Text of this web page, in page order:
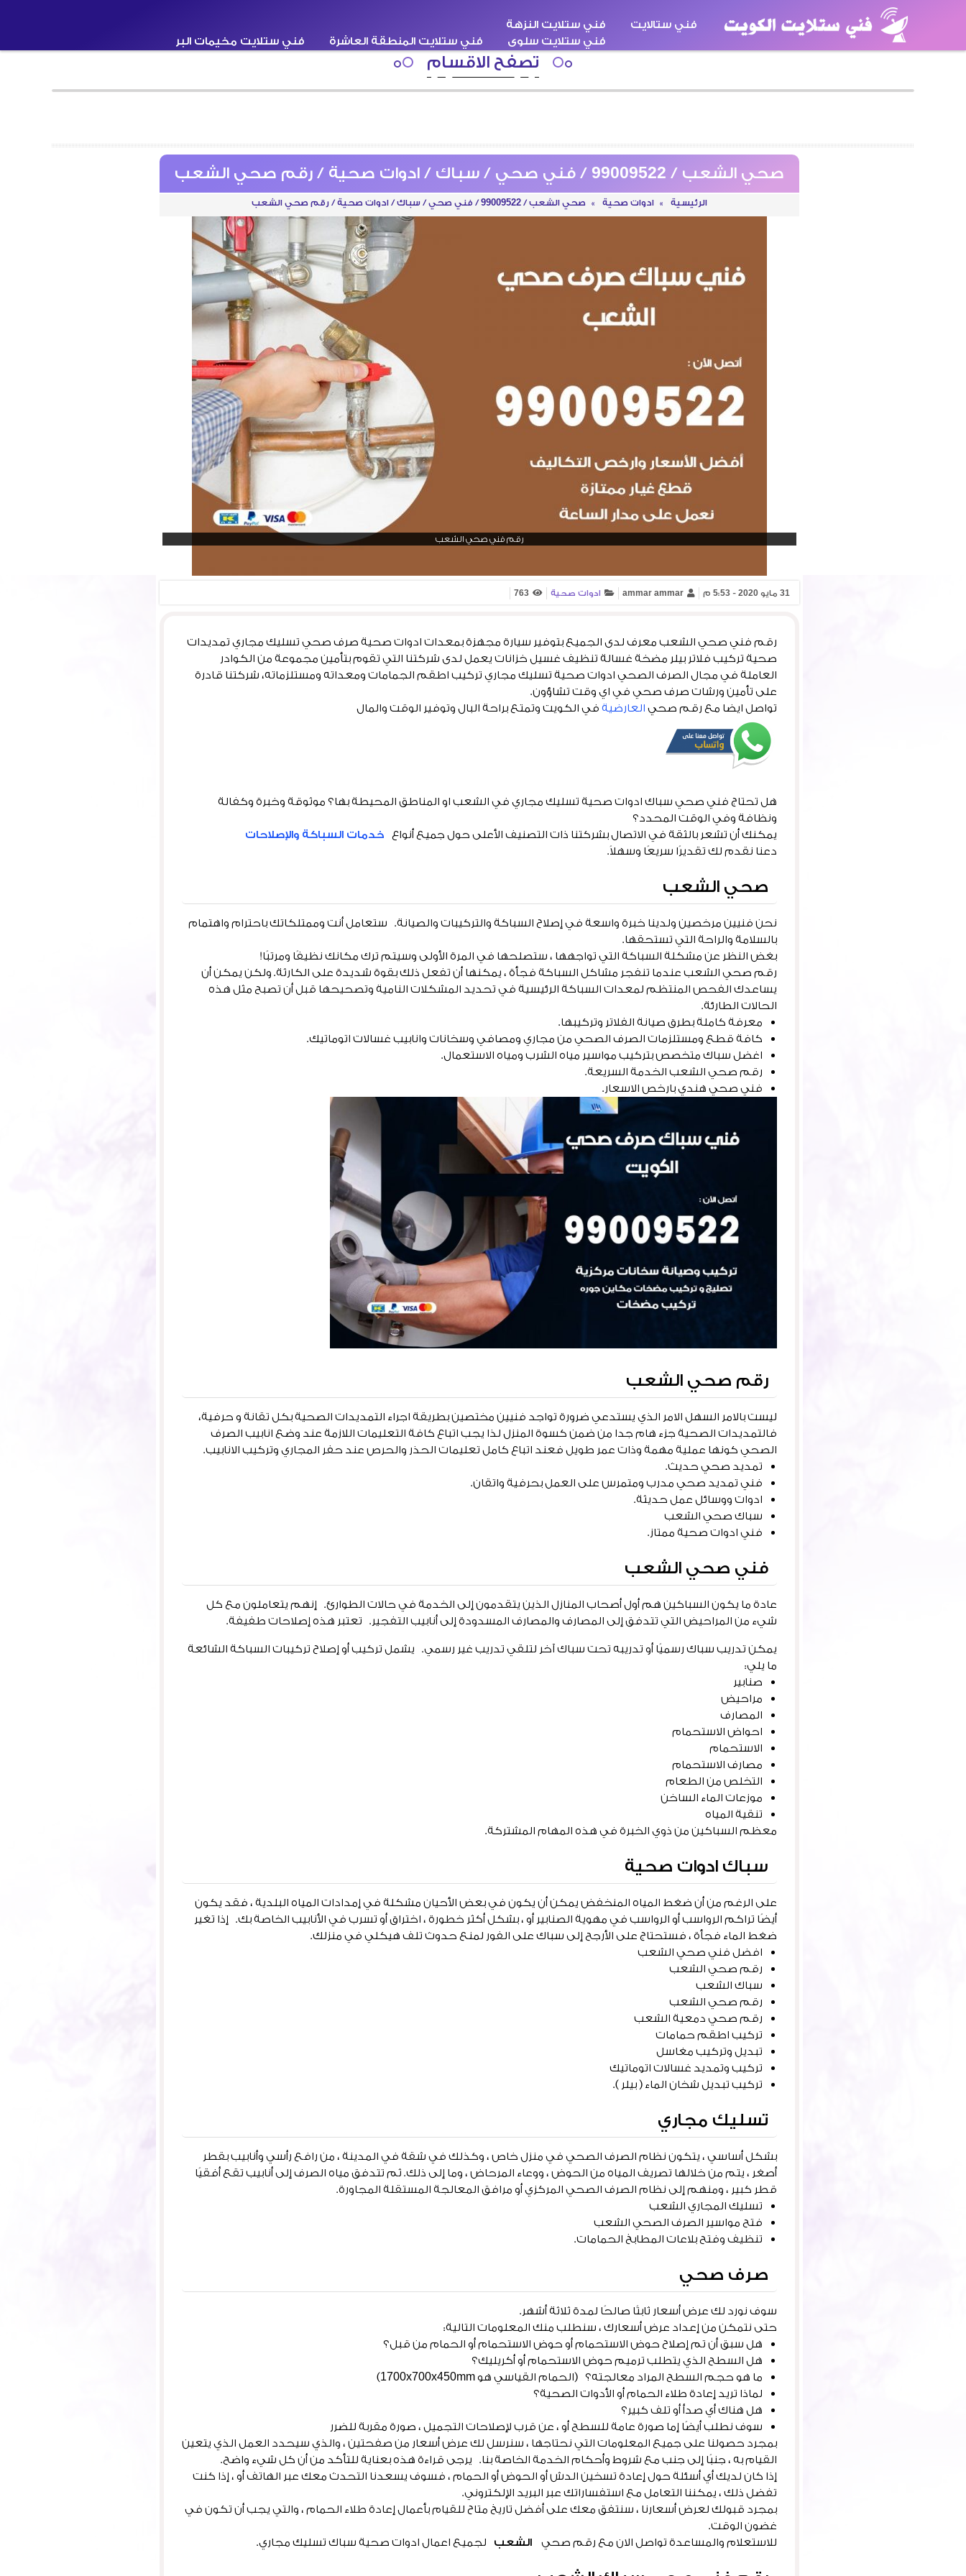
فني ستالايت
فني ستلايت النزهة
فني ستلايت سلوى
فني ستلايت المنطقة العاشرة
فني ستلايت مخيمات البر
سطحة كرين ونش فني ستلايت هندي
تصفح الاقسام
صحي الشعب / 99009522 / فني صحي / سباك / ادوات صحية / رقم صحي الشعب
الرئيسية » ادوات صحية » صحي الشعب / 99009522 / فني صحي / سباك / ادوات صحية / رقم صحي الشعب
رقم فني صحي الشعب
31 مايو 2020 - 5:53 م ammar ammar ادوات صحية
رقم فني صحي الشعب معرف لدى الجميع بتوفير سيارة مجهزة بمعدات ادوات صحية صرف صحي تسليك مجاري تمديدات
صحية تركيب فلاتر بيلر مضخة غسالة تنظيف غسيل خزانات يعمل لدى شركتنا التي تقوم بتأمين مجموعة من الكوادر
العاملة في مجال الصرف الصحي ادوات صحية تسليك مجاري تركيب اطقم الجمامات ومعداته ومستلزماته، شركتنا قادرة
على تأمين ورشات صرف صحي في اي وقت تشاؤون.
تواصل ايضا مع رقم صحيالعارضيةفي الكويت وتمتع براحة البال وتوفير الوقت والمال
هل تحتاج فني صحي سباك ادوات صحية تسليك مجاري في الشعب او المناطق المحيطة بها؟ موثوقة وخبرة وكفالة
ونظافة وفي الوقت المحدد؟
يمكنك أن تشعر بالثقة في الاتصال بشركتنا ذات التصنيف الأعلى حول جميع أنواع خدمات السباكة والإصلاحات
دعنا نقدم لك تقديرًا سريعًا وسهلاً.
صحي الشعب
نحن فنيين مرخصين ولدينا خبرة واسعة في إصلاح السباكة والتركيبات والصيانة. ستعامل أنت وممتلكاتك باحترام واهتمام
بالسلامة والراحة التي تستحقها.
بغض النظر عن مشكلة السباكة التي تواجهها ، ستصلحها في المرة الأولى وسيتم ترك مكانك نظيفًا ومرتبًا!
رقم صحي الشعب عندما تنفجر مشاكل السباكة فجأة ، يمكنها أن تفعل ذلك بقوة شديدة على الكارثة. ولكن يمكن أن
يساعدك الفحص المنتظم لمعدات السباكة الرئيسية في تحديد المشكلات النامية وتصحيحها قبل أن تصبح مثل هذه
الحالات الطارئة.
معرفة كاملة بطرق صيانة الفلاتر وتركيبها.
كافة قطع ومستلزمات الصرف الصحي من مجاري ومصافي وسخانات وانابيب غسالات اتوماتيك.
اغضل سباك متخصص بتركيب مواسير مياه الشرب ومياه الاستعمال.
رقم صحي الشعب الخدمة السريعة.
فني صحي هندي بارخص الاسعار.
رقم صحي الشعب
ليست بالامر السهل الامر الذي يستدعي ضرورة تواجد فنيين مختصين بطريقة اجراء التمديدات الصحية بكل تقانة و حرفية،
فالتمديدات الصحية جزء هام جدا من ضمن كسوة المنزل لذا يجب اتباع كافة التعليمات اللازمة عند وضع انابيب الصرف
الصحي كونها عملية مهمة وذات عمر طويل فعند اتباع كامل تعليمات الحذر والحرص عند حفر المجاري وتركيب الانابيب.
تمديد صحي حديث.
فني تمديد صحي مدرب ومتمرس على العمل بحرفية واتقان.
ادوات ووسائل عمل حديثة.
سباك صحي الشعب
فني ادوات صحية ممتاز.
فني صحي الشعب
عادة ما يكون السباكين هم أول أصحاب المنازل الذين يتقدمون إلى الخدمة في حالات الطوارئ. إنهم يتعاملون مع كل
شيء من المراحيض التي تتدفق إلى المصارف والمصارف المسدودة إلى أنابيب التفجير. تعتبر هذه إصلاحات طفيفة.
يمكن تدريب سباك رسميًا أو تدريبه تحت سباك آخر لتلقي تدريب غير رسمي. يشمل تركيب أو إصلاح تركيبات السباكة الشائعة
ما يلي:
صنابير
مراحيض
المصارف
احواض الاستحمام
الاستحمام
مصارف الاستحمام
التخلص من الطعام
موزعات الماء الساخن
تنقية المياه
معظم السباكين من ذوي الخبرة في هذه المهام المشتركة.
سباك ادوات صحية
على الرغم من أن ضغط المياه المنخفض يمكن أن يكون في بعض الأحيان مشكلة في إمدادات المياه البلدية ، فقد يكون
أيضًا تراكم الرواسب أو الرواسب في مهوية الصنابير أو ، بشكل أكثر خطورة ، اختراق أو تسرب في الأنابيب الخاصة بك. إذا تغير
ضغط الماء فجأة ، فستحتاج على الأرجح إلى سباك على الفور لمنع حدوث تلف هيكلي في منزلك.
افضل فني صحي الشعب
رقم صحي الشعب
سباك الشعب
رقم صحي الشعب
رقم صحي دمعية الشعب
تركيب اطقم حمامات
تبديل وتركيب مغاسل
تركيب وتمديد غسالات اتوماتيك
تركيب تبديل شخان الماء ( بيلر ).
تسليك مجاري
بشكل أساسي ، يتكون نظام الصرف الصحي في منزل خاص ، وكذلك في شقة في المدينة ، من رافع رأسي وأنابيب بقطر
أصغر ، يتم من خلالها تصريف المياه من الحوض ، ووعاء المرحاض ، وما إلى ذلك. ثم تتدفق مياه الصرف إلى أنابيب تقع أفقيًا
قطر كبير ، ومنهم إلى نظام الصرف الصحي المركزي أو مرافق المعالجة المستقلة المجاورة.
تسليك المجاري الشعب
فتح مواسير الصرف الصحي الشعب
تنظيف وفتح بلاعات المطابخ الحمامات.
صرف صحي
سوف نورد لك عرض أسعار ثابتًا صالحًا لمدة ثلاثة أشهر.
حتى نتمكن من إعداد عرض أسعارك ، سنطلب منك المعلومات التالية:
هل سبق أن تم إصلاح حوض الاستحمام أو حوض الاستحمام أو الحمام من قبل؟
هل السطح الذي يتطلب ترميم حوض الاستحمام أو أكريليك؟
ما هو حجم السطح المراد معالجته؟ (الحمام القياسي هو 1700x700x450mm)
لماذا تريد إعادة طلاء الحمام أو الأدوات الصحية؟
هل هناك أي صدأ أو تلف كبير؟
سوف نطلب أيضًا إما صورة عامة للسطح أو ، عن قرب لإصلاحات التجميل ، صورة مقربة للضرر
بمجرد حصولنا على جميع المعلومات التي نحتاجها ، سنرسل لك عرض أسعار من صفحتين ، والذي سيحدد العمل الذي يتعين
القيام به ، جنبًا إلى جنب مع شروط وأحكام الخدمة الخاصة بنا. يرجى قراءة هذه بعناية للتأكد من أن كل شيء واضح.
إذا كان لديك أي أسئلة حول إعادة تسخين الدش أو الحوض أو الحمام ، فسوف يسعدنا التحدث معك عبر الهاتف أو ، إذا كنت
تفضل ذلك ، يمكننا التعامل مع استفساراتك عبر البريد الإلكتروني.
بمجرد قبولك لعرض أسعارنا ، سنتفق معك على أفضل تاريخ متاح للقيام بأعمال إعادة طلاء الحمام ، والتي يجب أن تكون في
غضون الوقت.
للاستعلام والمساعدة تواصل الان مع رقم صحي الشعب لجميع اعمال ادوات صحية سباك تسليك مجاري.